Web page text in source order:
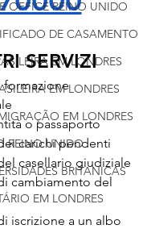
OFFICE REINO UNIDO
DE CASAMENTO
EM LONDRES
EM LONDRES
EM LONDRES
REINO UNIDO
BRITANICAS
EM LONDRES
SERVIZI
formazione
o passaporto
carichi pendenti
casellario giudiziale
cambiamento del
iscrizione a un albo